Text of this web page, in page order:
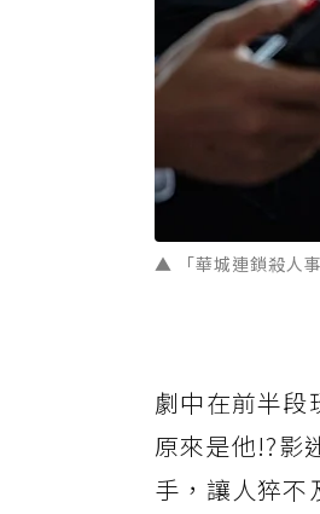
▲ 「華城連鎖殺人
劇中在前半段
原來是他!?影
手，讓人猝不